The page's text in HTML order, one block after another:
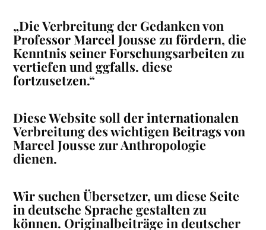
„Die Verbreitung der Gedanken von
Professor Marcel Jousse zu fördern, die
Kenntnis seiner Forschungsarbeiten zu
vertiefen und ggfalls. diese
fortzusetzen.“
Diese Website soll der internationalen
Verbreitung des wichtigen Beitrags von
Marcel Jousse zur Anthropologie
dienen.
Wir suchen Übersetzer, um diese Seite
in deutsche Sprache gestalten zu
können. Originalbeiträge in deutscher